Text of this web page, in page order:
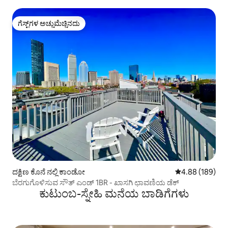
ಗೆಸ್ಟ್‌ಗಳ ಅಚ್ಚುಮೆಚ್ಚಿನದು
ಗೆಸ್ಟ್‌ಗಳ ಅಚ್ಚುಮೆಚ್ಚಿನದು
ದಕ್ಷಿಣ ಕೊನೆ ನಲ್ಲಿ ಕಾಂಡೋ 5 ರಲ್ಲಿ 4.88
4.88 (189)
ಬೆರಗುಗೊಳಿಸುವ ಸೌತ್ ಎಂಡ್ 1BR - ಖಾಸಗಿ ಛಾವಣಿಯ ಡೆಕ್
ಕುಟುಂಬ-ಸ್ನೇಹಿ ಮನೆಯ ಬಾಡಿಗೆಗಳು